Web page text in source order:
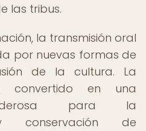
las tribus.
la transmisión oral
por nuevas formas de
de la cultura. La
convertido en una
para la
conservación de